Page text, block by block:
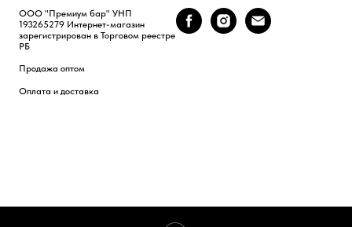
ООО "Премиум бар" УНП
193265279 Интернет-магазин
зарегистрирован в Торговом реестре
РБ
Продажа оптом
Оплата и доставка